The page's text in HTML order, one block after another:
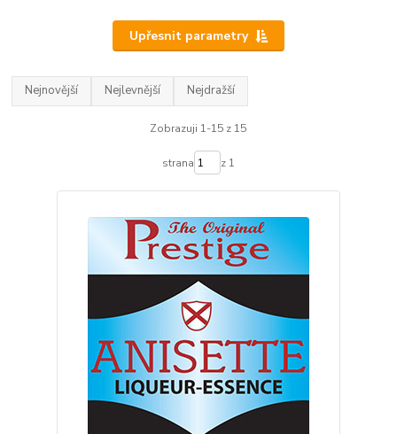
Upřesnit parametry
Nejnovější Nejlevnější Nejdražší
Zobrazuji 1-15 z 15
strana z 1